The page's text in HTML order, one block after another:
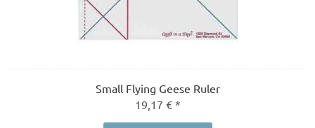
Small Flying Geese Ruler
19,17 € *